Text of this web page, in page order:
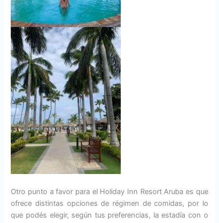
Otro punto a favor para el Holiday Inn Resort Aruba es que
ofrece distintas opciones de régimen de comidas, por lo
que podés elegir, según tus preferencias, la estadía con o